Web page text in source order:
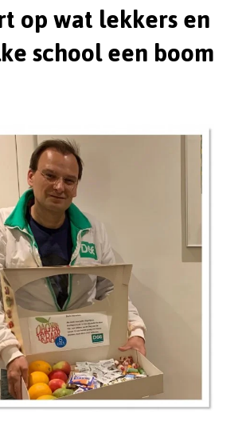
op wat lekkers en
school een boom